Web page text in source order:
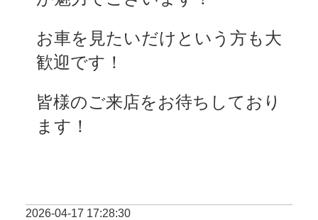
お車を見たいだけという方も大
歓迎です！
皆様のご来店をお待ちしており
ます！
2026-04-17 17:28:30